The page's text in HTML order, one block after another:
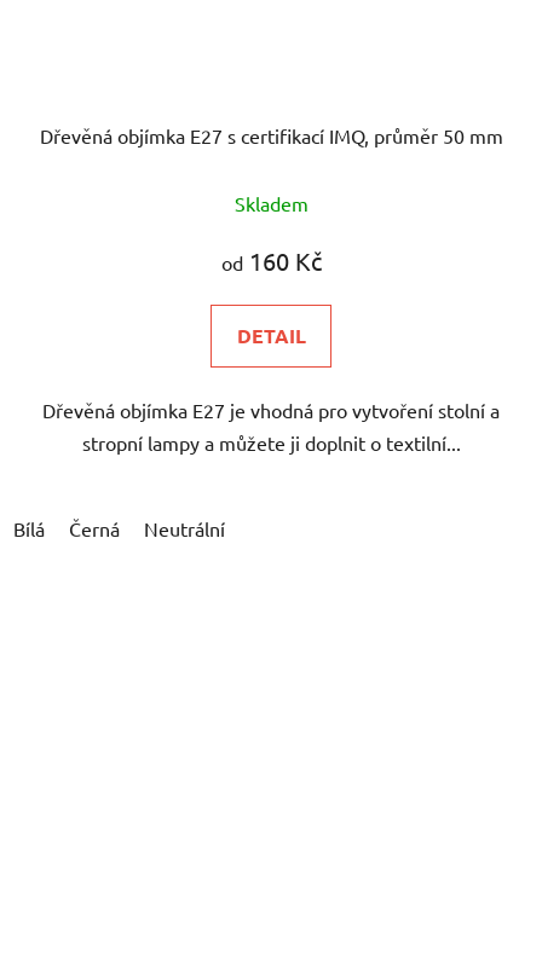
Dřevěná objímka E27 s certifikací IMQ, průměr 50 mm
Skladem
od160 Kč
DETAIL
Dřevěná objímka E27 je vhodná pro vytvoření stolní a
stropní lampy a můžete ji doplnit o textilní...
Bílá Černá Neutrální